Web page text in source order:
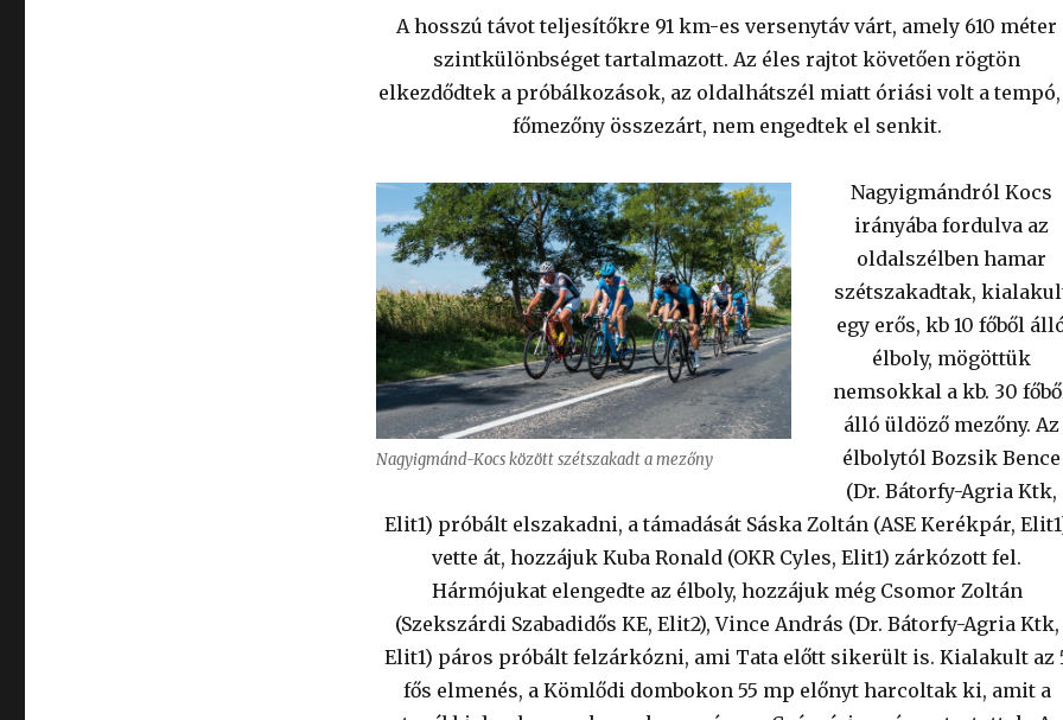
A hosszú távot teljesítőkre 91 km-es versenytáv várt, amely 610 méter
szintkülönbséget tartalmazott. Az éles rajtot követően rögtön
elkezdődtek a próbálkozások, az oldalhátszél miatt óriási volt a tempó,
főmezőny összezárt, nem engedtek el senkit.
Nagyigmánd-Kocs között szétszakadt a mezőny
Nagyigmándról Kocs
irányába fordulva az
oldalszélben hamar
szétszakadtak,
egy erős, kb 10 főből
élboly, mögöttük
nemsokkal a kb. 30
álló üldöző mezőny. Az
élbolytól Bozsik Bence
(Dr. Bátorfy-Agria Ktk,
Elit1) próbált elszakadni, a támadását Sáska Zoltán (ASE Kerékpár,
vette át, hozzájuk Kuba Ronald (OKR Cyles, Elit1) zárkózott fel.
Hármójukat elengedte az élboly, hozzájuk még Csomor Zoltán
(Szekszárdi Szabadidős KE, Elit2), Vince András (Dr. Bátorfy-Agria Ktk,
Elit1) páros próbált felzárkózni, ami Tata előtt sikerült is. Kialakult az
fős elmenés, a Kömlődi dombokon 55 mp előnyt harcoltak ki, amit a